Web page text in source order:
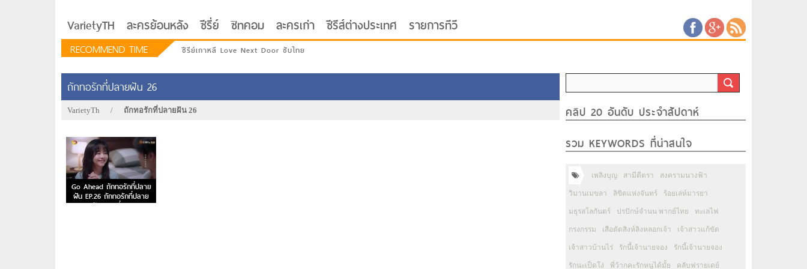
VarietyTH ละครย้อนหลัง ซีรี่ย์ ซิทคอม ละครเก่า ซีรีส์ต่างประเทศ รายการทีวี
RECOMMEND TIME ซีรีย์เกาหลี Love Next Door ซับไทย
ถักทอรักที่ปลายฝัน 26
VarietyTh / ถักทอรักที่ปลายฝัน 26
Go Ahead ถักทอรักที่ปลาย
ฝัน EP.26 ถักทอรักที่ปลาย
ฝัน ตอนที่ 26
คลิป 20 อันดับ ประจำสัปดาห์
รวม KEYWORDS ที่น่าสนใจ
เพลิงบุญ สามีตีตรา สงครามนางฟ้า
วิมานเมขลา ลิขิตแห่งจันทร์ ร้อยเล่ห์มารยา
มธุรสโลกันตร์ ปรปักษ์จำนน พากย์ไทย ทะเลไฟ
กรงกรรม เสือตัดสิงห์ลิงหลอกเจ้า เจ้าสาวแก้ขัด
เจ้าสาวบ้านไร่ รักนี้เจ้านายจอง รักนี้เจ้านายจอง
รักนะเป็ดโง่ พี่ว้ากคะรักหนูได้มั้ย คลับฟรายเดย์